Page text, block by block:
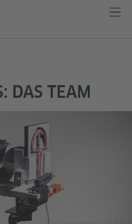
DAS TEAM